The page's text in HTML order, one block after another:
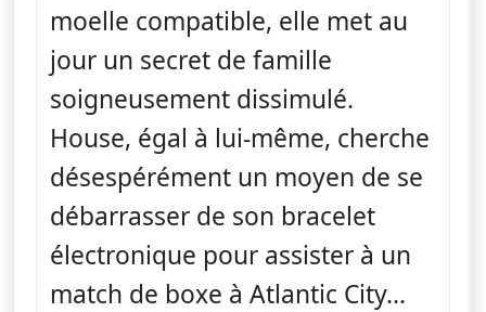
moelle compatible, elle met au
jour un secret de famille
soigneusement dissimulé.
House, égal à lui-même, cherche
désespérément un moyen de se
débarrasser de son bracelet
électronique pour assister à un
match de boxe à Atlantic City...